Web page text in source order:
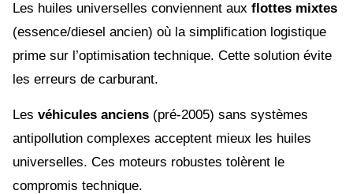
Les huiles universelles conviennent aux flottes mixtes
(essence/diesel ancien) où la simplification logistique
prime sur l’optimisation technique. Cette solution évite
les erreurs de carburant.
Les véhicules anciens (pré-2005) sans systèmes
antipollution complexes acceptent mieux les huiles
universelles. Ces moteurs robustes tolèrent le
compromis technique.